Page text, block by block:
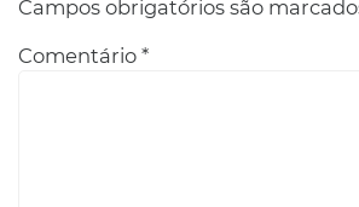
Campos obrigatórios são
Comentário *